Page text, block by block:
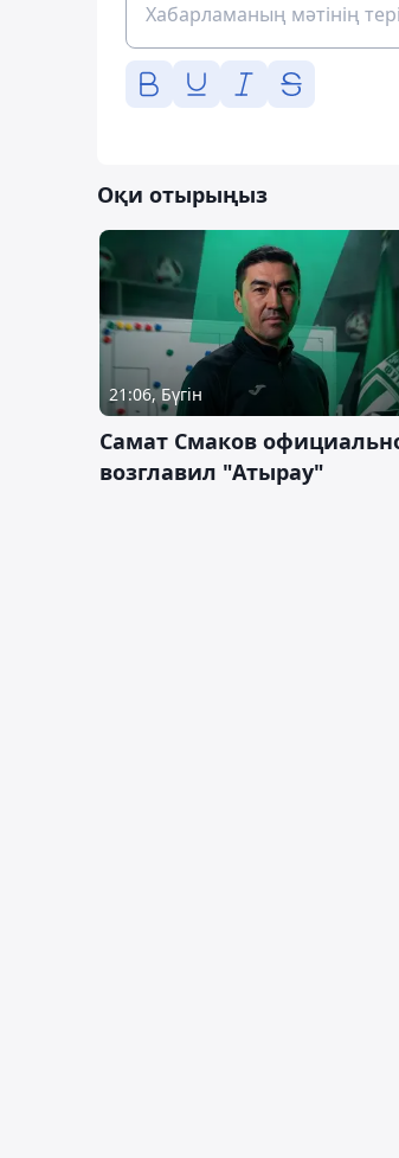
Оқи отырыңыз
21:06, Бүгін
Самат Смаков
возглавил "Атырау"